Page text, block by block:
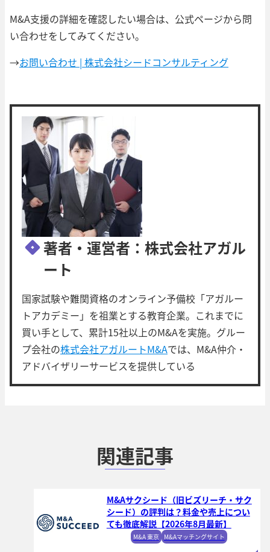
M&A支援の詳細を確認したい場合は、公式ページから問
い合わせをしてみてください。
→お問い合わせ | 株式会社シードコンサルティング
著者・運営者：株式会社アガル
ート
国家試験や難関資格のオンライン予備校「アガルー
トアカデミー」を祖業とする教育企業。これまでに
買い手として、累計15社以上のM&Aを実施。グルー
プ会社の株式会社アガルートM&Aでは、M&A仲介・
アドバイザリーサービスを提供している
関連記事
M&Aサクシード（旧ビズリーチ・サク
シード）の評判は？料金や売上につい
ても徹底解説【2026年8月最新】
M&A 東京 M&Aマッチングサイト